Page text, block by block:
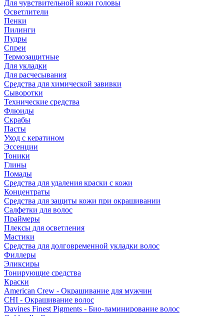
Для чувствительной кожи головы
Осветлители
Пенки
Пилинги
Пудры
Спреи
Термозащитные
Для укладки
Для расчесывания
Средства для химической завивки
Сыворотки
Технические средства
Флюиды
Скрабы
Пасты
Уход с кератином
Эссенции
Тоники
Глины
Помады
Средства для удаления краски с кожи
Концентраты
Средства для защиты кожи при окрашивании
Салфетки для волос
Праймеры
Плексы для осветления
Мастики
Средства для долговременной укладки волос
Филлеры
Эликсиры
Тонирующие средства
Краски
American Crew - Окрашивание для мужчин
CHI - Окрашивание волос
Davines Finest Pigments - Био-ламинирование волос